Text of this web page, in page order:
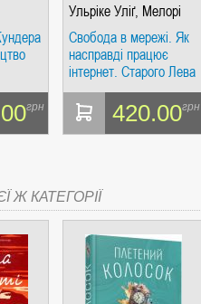
грн
Ульріке Уліґ, Мелорі
Кнодель, Нільс Тен
Евер, Корін Кат
Свобода в мережі. Як
насправді працює
інтернет. Старого Лева
420.00грн
Ж КАТЕГОРІЇ